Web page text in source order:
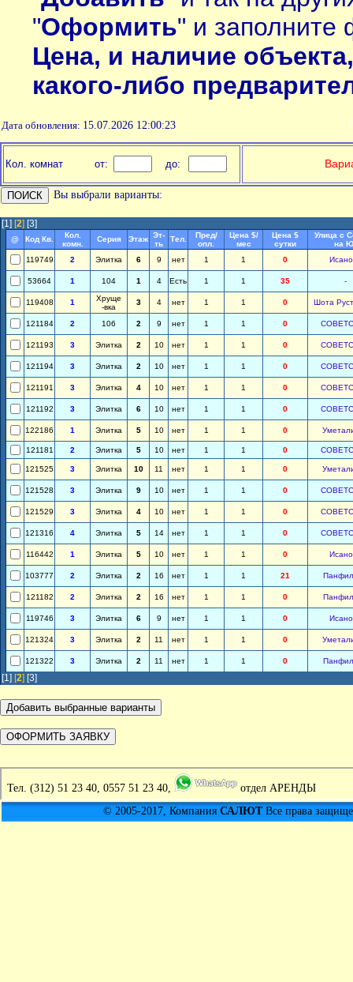
"Оформить" и заполните
Цена, и наличие
какого-либо
Дата обновления: 15.07.2026 12:00:23
Кол. комнат от: до:
Вы выбрали варианты:
[1] [2] [3]
@ Код Кв.
Кол.
комн.
Серия Этаж Эт-
ть
Тел.
Пред/
опл.
Цена $/
мес
Цена $
сутки
Улица с
на
119749
2 Элитка 6 9 нет 1 1 0
53664 1 104 1 4 Есть 1 1 35 -
119408 1
Хруще
-вка
3 4 нет 1 1 0 Шота
121184 2 106 2 9 нет 1 1 0
121193 3 Элитка 2 10 нет 1 1 0
121194 3 Элитка 2 10 нет 1 1 0
121191 3 Элитка 4 10 нет 1 1 0
121192 3 Элитка 6 10 нет 1 1 0
122186 1 Элитка 5 10 нет 1 1 0
121181 2 Элитка 5 10 нет 1 1 0
121525 3 Элитка 10 11 нет 1 1 0
121528 3 Элитка 9 10 нет 1 1 0
121529 3 Элитка 4 10 нет 1 1 0
121316 4 Элитка 5 14 нет 1 1 0
116442 1 Элитка 5 10 нет 1 1 0
103777 2 Элитка 2 16 нет 1 1 21
121182 2 Элитка 2 16 нет 1 1 0
119746 3 Элитка 6 9 нет 1 1 0
121324 3 Элитка 2 11 нет 1 1 0
121322 3 Элитка 2 11 нет 1 1 0
[1] [2] [3]
Тел. (312) 51 23 40, 0557 51 23 40,
отдел АРЕНДЫ
© 2005-2017, Компания САЛЮТВсе права